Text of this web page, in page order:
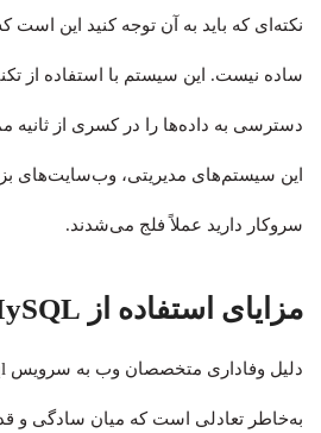
ساده نیست. این سیستم با استفاده از
دسترسی به داده‌ها را در کسری از ثانیه
این سیستم‌های مدیریتی، وب‌سایت‌های
سروکار دارید عملاً فلج می‌شدند.
مزایای استفاده از MySQL
به‌خاطر تعادلی است که میان سادگی و